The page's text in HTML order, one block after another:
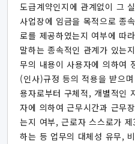
도급계약인지에 관계없이 그
사업장에 임금을 목적으로 종
로를 제공하였는지 여부에 따
말하는 종속적인 관계가 있는
무의 내용이 사용자에 의하여
(인사)규정 등의 적용을 받으
용자로부터 구체적, 개별적인
자에 의하여 근무시간과 근무
는지 여부, 근로자 스스로가
하는 등 업무의 대체성 유무,